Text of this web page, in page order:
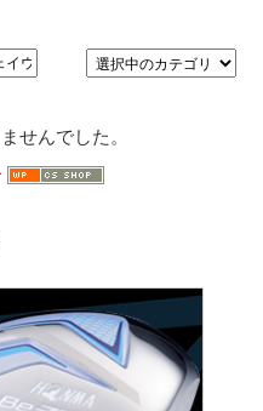
せんでした。